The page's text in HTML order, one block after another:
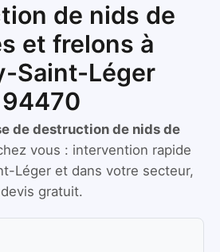
de nids de
et frelons à
Saint-Léger
94470
de destruction de nids de
vous : intervention rapide
Légeret dans votre secteur,
devis gratuit.